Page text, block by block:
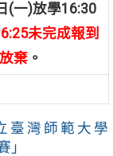
(一)放學16:30
未完成報到
棄。
臺灣師範大學
」